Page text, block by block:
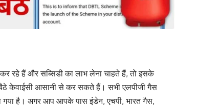
रहे हैं और सब्सिडी का लाभ लेना चाहते हैं, तो इसके
केवाईसी आसानी से कर सकते हैं। सभी एलपीजी गैस
गया है। अगर आप आपके पास इंडेन, एचपी, भारत गैस,